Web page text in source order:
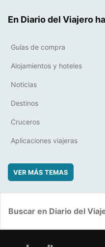
En Diario del Viajero
Guías de compra
Alojamientos y hoteles
Noticias
Destinos
Cruceros
Aplicaciones viajeras
VER MÁS TEMAS